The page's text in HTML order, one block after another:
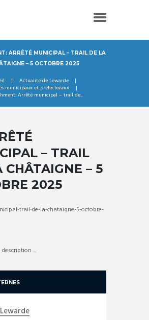
ARRÊTÉ MUNICIPAL – TRAIL DE LA
– 5 OCTOBRE 2025
Actualité de Lewarde
municipaux et préfectoraux
Arrêté municipal – trail de...
– TRAIL
CHÂTAIGNE – 5
2025
...